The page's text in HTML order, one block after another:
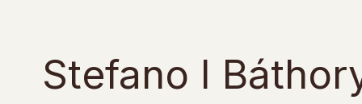
Stefano I